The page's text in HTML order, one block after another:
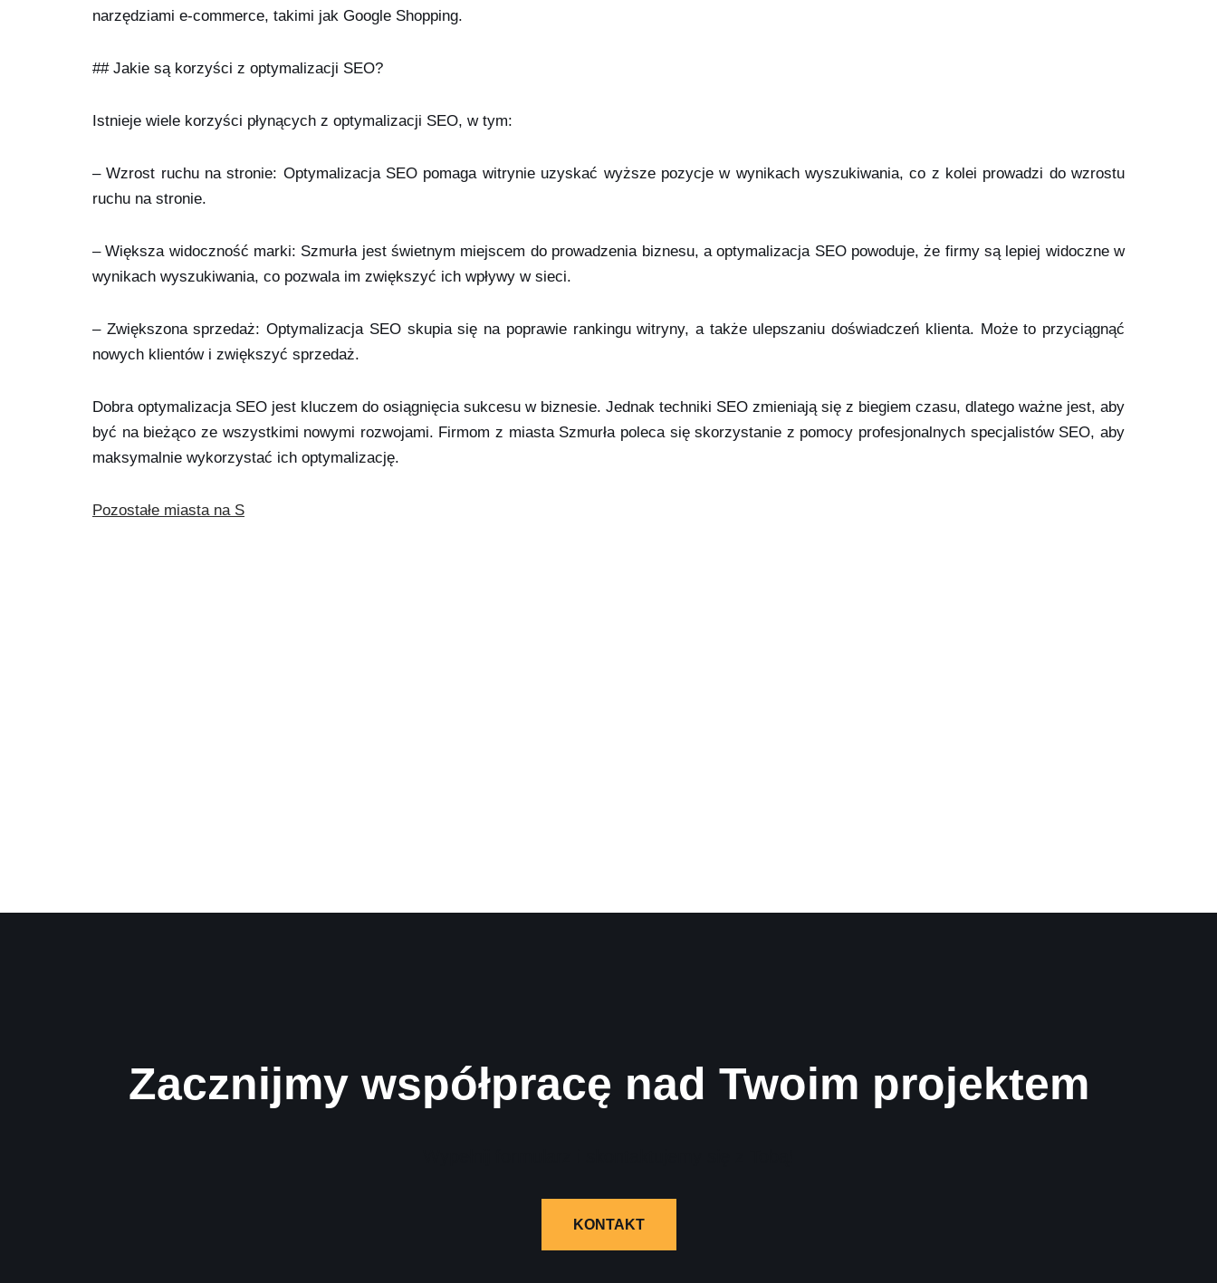
narzędziami e-commerce, takimi jak Google Shopping.
## Jakie są korzyści z optymalizacji SEO?
Istnieje wiele korzyści płynących z optymalizacji SEO, w tym:
– Wzrost ruchu na stronie: Optymalizacja SEO pomaga witrynie uzyskać wyższe pozycje w wynikach wyszukiwania, co z kolei prowadzi do wzrostu
ruchu na stronie.
– Większa widoczność marki: Szmurła jest świetnym miejscem do prowadzenia biznesu, a optymalizacja SEO powoduje, że firmy są lepiej widoczne w
wynikach wyszukiwania, co pozwala im zwiększyć ich wpływy w sieci.
– Zwiększona sprzedaż: Optymalizacja SEO skupia się na poprawie rankingu witryny, a także ulepszaniu doświadczeń klienta. Może to przyciągnąć
nowych klientów i zwiększyć sprzedaż.
Dobra optymalizacja SEO jest kluczem do osiągnięcia sukcesu w biznesie. Jednak techniki SEO zmieniają się z biegiem czasu, dlatego ważne jest, aby
być na bieżąco ze wszystkimi nowymi rozwojami. Firmom z miasta Szmurła poleca się skorzystanie z pomocy profesjonalnych specjalistów SEO, aby
maksymalnie wykorzystać ich optymalizację.
Pozostałe miasta na S
Zacznijmy współpracę nad Twoim projektem
KONTAKT